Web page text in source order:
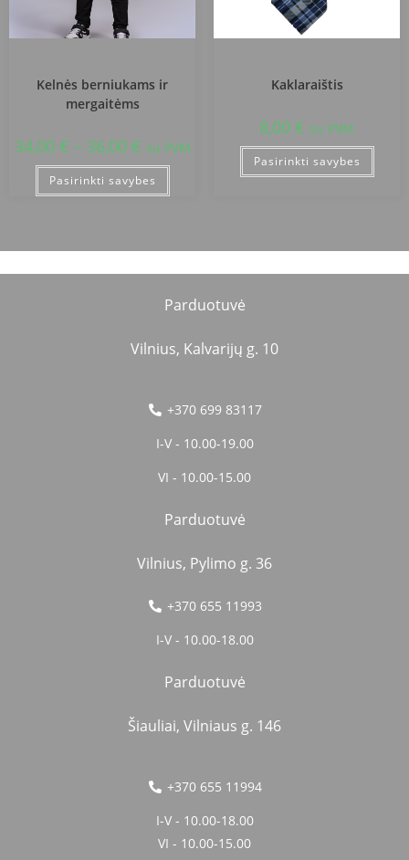
Kelnės berniukams ir
mergaitėms
34,00 € – 36,00 € su PVM
Pasirinkti savybes
Kaklaraištis
8,00 € su PVM
Pasirinkti savybes
Parduotuvė
Vilnius, Kalvarijų g. 10
+370 699 83117
I-V - 10.00-19.00
VI - 10.00-15.00
Parduotuvė
Vilnius, Pylimo g. 36
+370 655 11993
I-V - 10.00-18.00
Parduotuvė
Šiauliai, Vilniaus g. 146
+370 655 11994
I-V - 10.00-18.00
VI - 10.00-15.00